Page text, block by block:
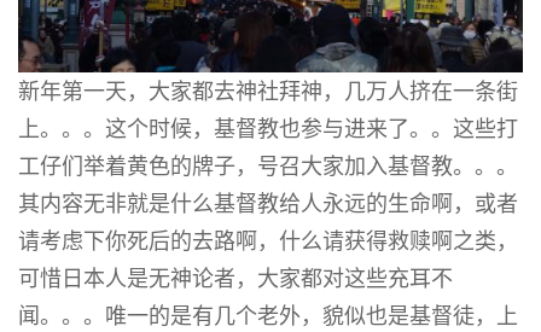
新年第一天，大家都去神社拜神，几万人挤在一条街
上。。。这个时候，基督教也参与进来了。。这些打
工仔们举着黄色的牌子，号召大家加入基督教。。。
其内容无非就是什么基督教给人永远的生命啊，或者
请考虑下你死后的去路啊，什么请获得救赎啊之类，
可惜日本人是无神论者，大家都对这些充耳不
闻。。。唯一的是有几个老外，貌似也是基督徒，上